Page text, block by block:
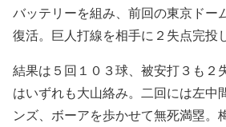
バッテリーを組み、前回の東京ドー
復活。巨人打線を相手に２失点完投
結果は５回１０３球、被安打３も２
はいずれも大山絡み。二回には左中
ンズ、ボーアを歩かせて無死満塁。